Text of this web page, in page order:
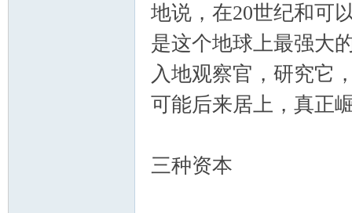
地说，在20世纪和可
是这个地球上最强大
入地观察官，研究它
可能后来居上，真正
三种资本